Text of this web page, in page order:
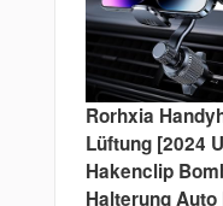
Rorhxia
Lüftung [2024
Hakenclip
Halterung Auto